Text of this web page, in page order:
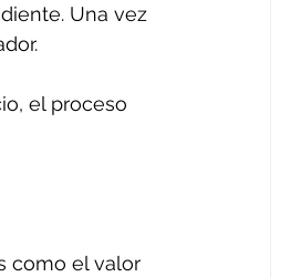
Una vez
el proceso
como el valor